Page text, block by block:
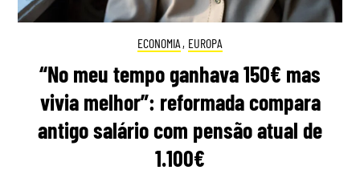
ECONOMIA , EUROPA
“No meu tempo ganhava 150€ mas
vivia melhor”: reformada compara
antigo salário com pensão atual de
1.100€